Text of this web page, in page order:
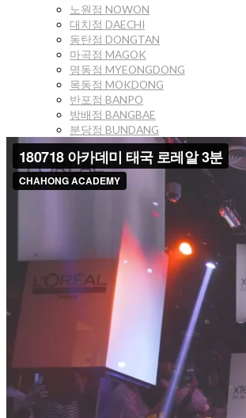
노원점 NOWON
대치점 DAECHI
동탄점 DONGTAN
마곡점 MAGOK
명동점 MYEONGDONG
목동점 MOKDONG
반포점 BANPO
방배점 BANGBAE
분당점 BUNDANG
삼성점 SAMSEONG
서초점 SEOCHO
송도점 SONGDO
신논현점 SINNONHYEON
신촌점 SINCHON
압구정점 APGUJEONG
양재점 YANGJAE
여의도점 YEOUIDO
올림픽공원점 OLYMPIC PARK
용산센트럴점 YONGSAN-CENTRAL
용산점 YONGSAN
잠실점 JAMSIL
판교점 PANGYO
한남점 HANNAM
홍대점 HONGDAE
뉴디자인
숏
단발
미디움